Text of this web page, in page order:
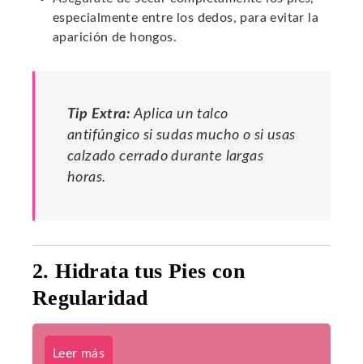
especialmente entre los dedos, para evitar la
aparición de hongos.
Tip Extra: Aplica un talco
antifúngico si sudas mucho o si usas
calzado cerrado durante largas
horas.
2. Hidrata tus Pies con
Regularidad
Leer más